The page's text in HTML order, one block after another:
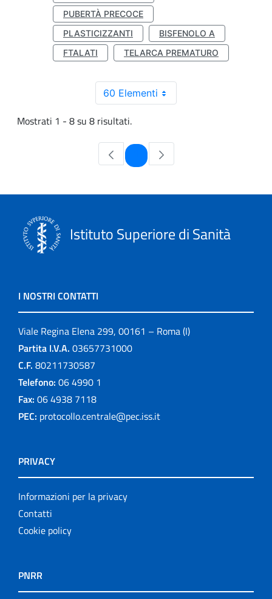
PUBERTÀ PRECOCE
PLASTICIZZANTI
BISFENOLO A
FTALATI
TELARCA PREMATURO
60 Elementi
Mostrati 1 - 8 su 8 risultati.
Pagina
Istituto Superiore di Sanità
I NOSTRI CONTATTI
Viale Regina Elena 299, 00161 – Roma (I)
Partita I.V.A. 03657731000
C.F. 80211730587
Telefono: 06 4990 1
Fax: 06 4938 7118
PEC: protocollo.centrale@pec.iss.it
PRIVACY
Informazioni per la privacy
Contatti
Cookie policy
PNRR